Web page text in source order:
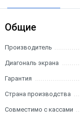
Общие
Производитель
Диагональ экрана
Гарантия
Страна производства
Совместимо с кассами